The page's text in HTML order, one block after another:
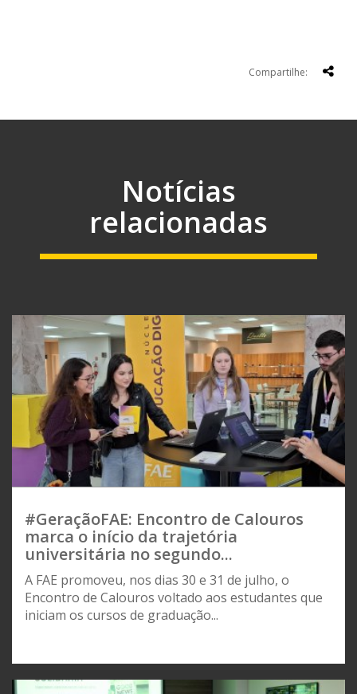
Compartilhe:
Notícias
relacionadas
#GeraçãoFAE: Encontro de Calouros
marca o início da trajetória
universitária no segundo...
A FAE promoveu, nos dias 30 e 31 de julho, o
Encontro de Calouros voltado aos estudantes que
iniciam os cursos de graduação...